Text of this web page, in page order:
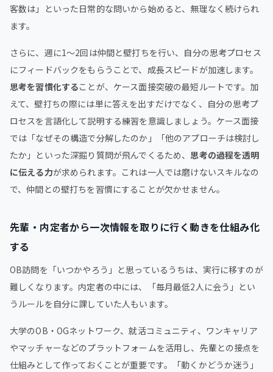
客数は」といった日常的な問いから始めると、無理なく続けられ
ます。
さらに、週に1〜2回は仲間と壁打ちを行い、自分の思考プロセス
にフィードバックをもらうことで、成長スピードが加速します。
思考を習慣化することが、ケース面接突破の最短ルートです。加
えて、壁打ちの際には単に答えを出すだけでなく、自分の思考プ
ロセスを言語化して説明する練習を意識しましょう。ケース面接
では「なぜその構造で分解したのか」「他のアプローチは検討し
たか」といった深掘り質問が飛んでくるため、思考の過程を透明
に伝える力が求められます。これは一人では磨けないスキルなの
で、仲間との壁打ちを習慣にすることが欠かせません。
先輩・内定者から一次情報を取りに行く動きを仕組み化
する
OB訪問を「いつかやろう」と思っているうちは、実行に移すのが
難しくなります。内定者の中には、「毎月最低2人に会う」とい
うルールを自分に課していた人もいます。
大学のOB・OGネットワーク、就活コミュニティ、ワンキャリア
やマッチャーなどのプラットフォームを活用し、先輩との接点を
仕組みとして作っておくことが重要です。「動くかどうか迷う」